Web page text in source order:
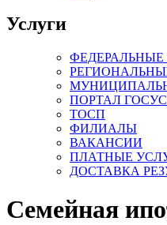
Услуги
ФЕДЕРАЛЬНЫЕ
ПОРТАЛ
ТОСП
ФИЛИАЛЫ
ВАКАНСИИ
ПЛАТНЫЕ
ДОСТАВКА
Семейная